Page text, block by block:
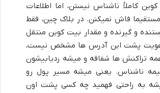
کاملاً ناشناس نیستن، اما اطلاعات
فاش نمیکنن. در بلاک چین، فقط
و گیرنده و مقدار بیت کوین منتقل
پشت این آدرس ها مشخص نیست،
همه تراکنش ها شفافه و میشه ردیابیشون
ناشناس. یعنی میشه مسیر پول رو
به راحتی فهمید چه کسی پشت اون